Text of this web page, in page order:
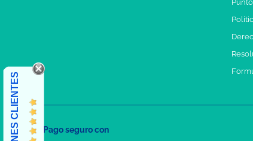
Pago seguro con